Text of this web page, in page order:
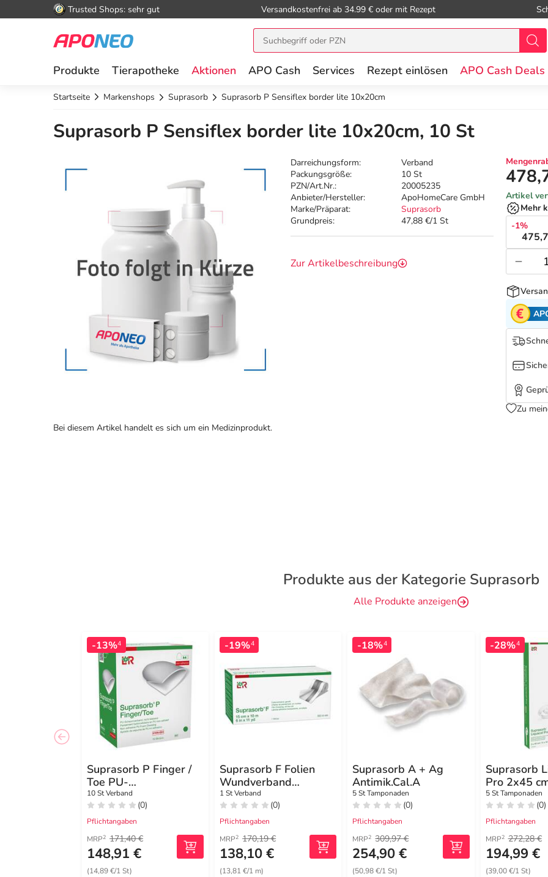
Trusted Shops: sehr gut Versandkostenfrei ab 34.99 € oder mit Rezept
Produkte Tierapotheke Aktionen APO Cash Services Rezept einlösen APO Cash Deals
Startseite Markenshops Suprasorb Suprasorb P Sensiflex border lite 10x20cm
Suprasorb P Sensiflex border lite 10x20cm, 10 St
Darreichungsform:
Verband
Packungsgröße:
10 St
PZN/Art.Nr.:
20005235
Anbieter/Hersteller:
ApoHomeCare GmbH
Marke/Präparat:
Suprasorb
Grundpreis:
47,88 €/1 St
Zur Artikelbeschreibung
Artikel
Mehr
-1%
Zu
Bei diesem Artikel handelt es sich um ein Medizinprodukt.
Produkte aus der Kategorie Suprasorb
Alle Produkte anzeigen
-13%4
Suprasorb P Finger /
Toe PU-
Schaumverband steril
Größe L
10 St Verband
(0)
Pflichtangaben
MRP2 171,40 €
148,91 €
(14,89 €/1 St)
-19%4
Suprasorb F Folien
Wundverband
15cmx10m gerollt
unsteril
1 St Verband
(0)
Pflichtangaben
MRP2 170,19 €
138,10 €
(13,81 €/1 m)
-18%4
Suprasorb A + Ag
Antimik.Cal.A
5 St Tamponaden
(0)
Pflichtangaben
MRP2 309,97 €
254,90 €
(50,98 €/1 St)
-28%4
Suprasorb
Pro 2x45
Tamponaden
5 St Tamponaden
(0)
Pflichtangaben
MRP2 272,28 €
194,99 €
(39,00 €/1 St)